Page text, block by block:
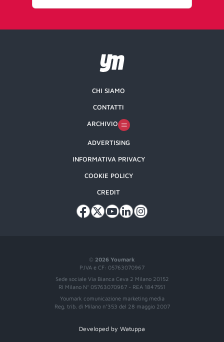
© 2026 Youmark
P.IVA e CF: 05763070967
Sede sociale Via Bianca Ceva 2 Milano 20152
RI Milano N° 05763070967 - REA 1847551
Youmark comunicazione marketing media
Reg. trib. di Milano n°353 del 28 maggio 2007
CHI SIAMO
CONTATTI
ARCHIVIO
ADVERTISING
INFORMATIVA PRIVACY
COOKIE POLICY
CREDIT
Developed by Watuppa